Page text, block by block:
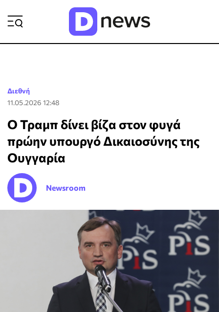
Διεθνή
11.05.2026 12:48
Ο Τραμπ δίνει βίζα στον φυγά
πρώην υπουργό Δικαιοσύνης της
Ουγγαρία
Newsroom